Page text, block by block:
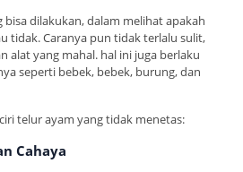
bisa dilakukan, dalam melihat apakah
tidak. Caranya pun tidak terlalu sulit,
alat yang mahal. hal ini juga berlaku
seperti bebek, bebek, burung, dan
telur ayam yang tidak menetas:
Cahaya